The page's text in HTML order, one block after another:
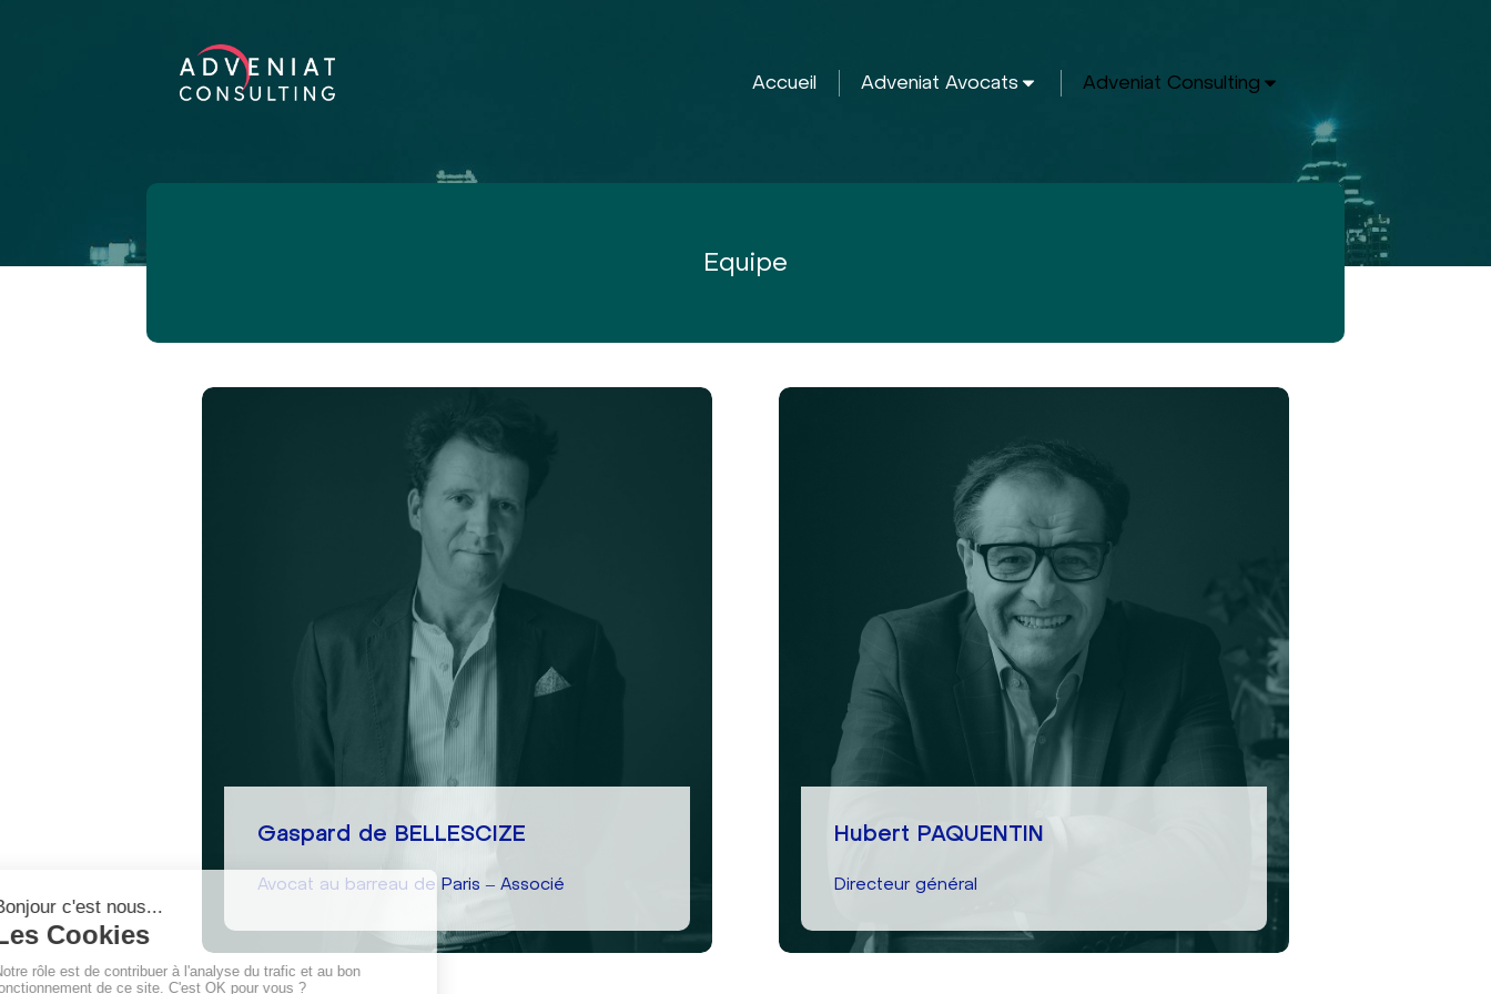
Accueil Adveniat Avocats Adveniat Consulting
Equipe
Gaspard de BELLESCIZE
Avocat au barreau de Paris – Associé
Gaspard de BELLESCIZE
Avocat au barreau de Paris – Associé
01 85 15 52 47
En savoir plus
Hubert PAQUENTIN
Directeur général
Hubert PAQUENTIN
Directeur général
01 85 15 52 47
En savoir plus